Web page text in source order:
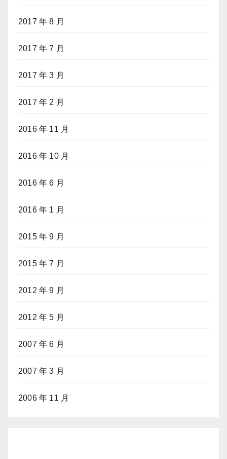
2017 年 8 月
2017 年 7 月
2017 年 3 月
2017 年 2 月
2016 年 11 月
2016 年 10 月
2016 年 6 月
2016 年 1 月
2015 年 9 月
2015 年 7 月
2012 年 9 月
2012 年 5 月
2007 年 6 月
2007 年 3 月
2006 年 11 月